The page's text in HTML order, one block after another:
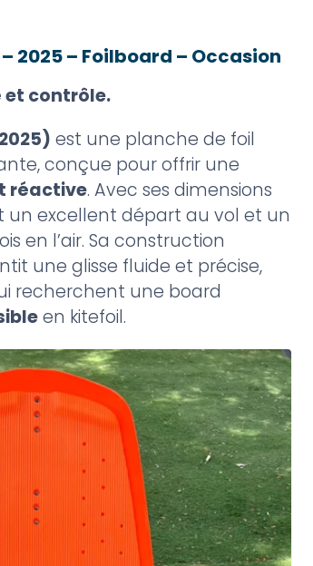
€.
2025 – Foilboard – Occasion
contrôle.
est une planche de foil
conçue pour offrir une
réactive. Avec ses dimensions
un excellent départ au vol et un
en l’air. Sa construction
une glisse fluide et précise,
recherchent une board
en kitefoil.